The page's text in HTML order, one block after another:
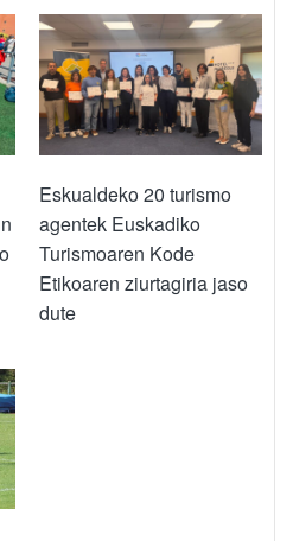
Eskualdeko 20 turismo
agentek Euskadiko
Turismoaren Kode
Etikoaren ziurtagiria jaso
dute